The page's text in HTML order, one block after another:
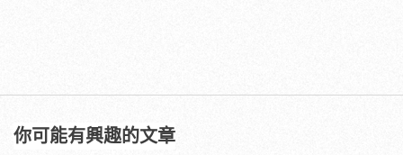
你可能有興趣的文章